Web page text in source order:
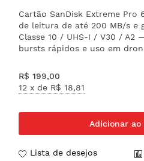
Cartão SanDisk Extreme Pro
de leitura de até 200 MB/s e
Classe 10 / UHS-I / V30 / A2
bursts rápidos e uso em
R$ 199,00
12 x de R$ 18,81
Adicionar ao
Lista de desejos